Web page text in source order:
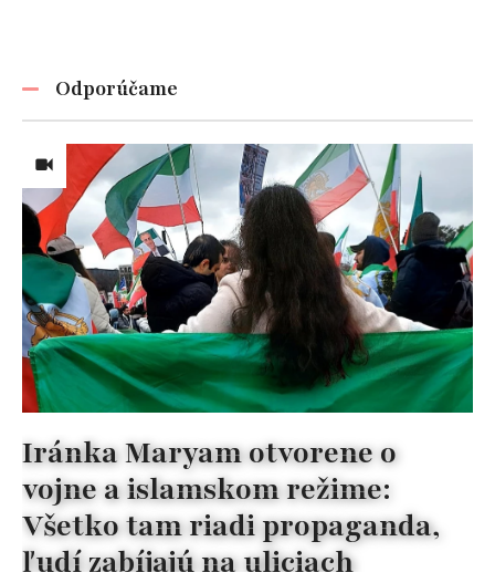
Odporúčame
Iránka Maryam otvorene o
vojne a islamskom režime:
Všetko tam riadi propaganda,
ľudí zabíjajú na uliciach